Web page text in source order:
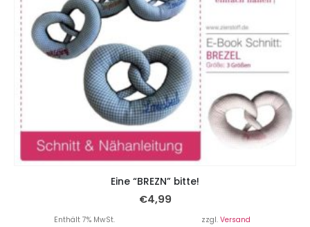
Eine “BREZN” bitte!
€4,99
Enthält 7% MwSt. zzgl. Versand